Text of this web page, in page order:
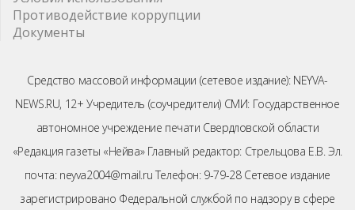
Противодействие коррупции
Документы
Средство массовой информации (сетевое издание): NEYVA-
NEWS.RU, 12+ Учредитель (соучредители) СМИ: Государственное
автономное учреждение печати Свердловской области
«Редакция газеты «Нейва» Главный редактор: Стрельцова Е.В. Эл.
почта: neyva2004@mail.ru Телефон: 9-79-28 Сетевое издание
зарегистрировано Федеральной службой по надзору в сфере